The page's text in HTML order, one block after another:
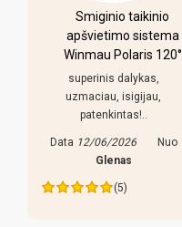
Smiginio taikinio
apšvietimo sistema
Winmau Polaris 120°
superinis dalykas,
uzmaciau, isigijau,
patenkintas!..
Data 12/06/2026
Nuo
Glenas
(5)